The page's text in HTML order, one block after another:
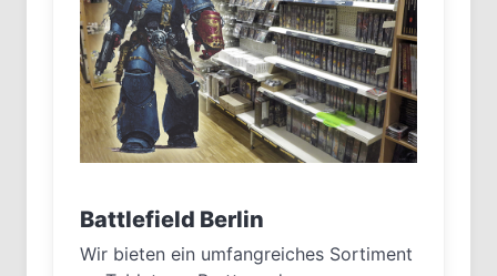
Battlefield Berlin
Wir bieten ein umfangreiches Sortiment